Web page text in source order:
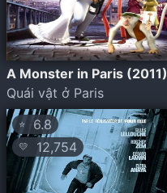
A Monster in Paris (2011)
Quái vật ở Paris
⭐ 6.8
💛 12,754